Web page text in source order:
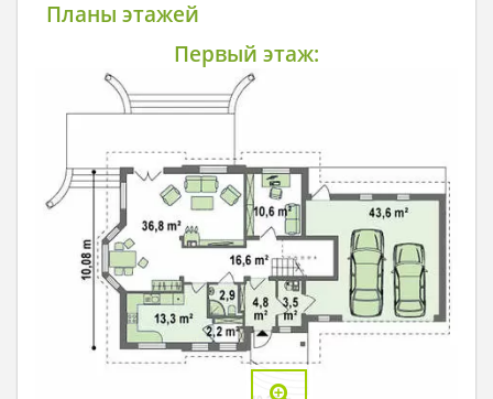
Планы этажей
Первый этаж: